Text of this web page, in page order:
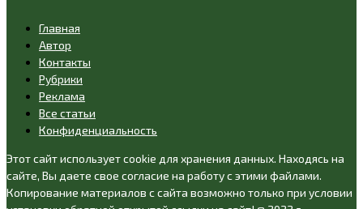
Главная
Автор
Контакты
Рубрики
Реклама
Все статьи
Конфиденциальность
Этот сайт использует cookie для хранения данных. Находясь на
сайте, Вы даете свое согласие на работу с этими файлами.
Копирование материалов с сайта возможно только при условии